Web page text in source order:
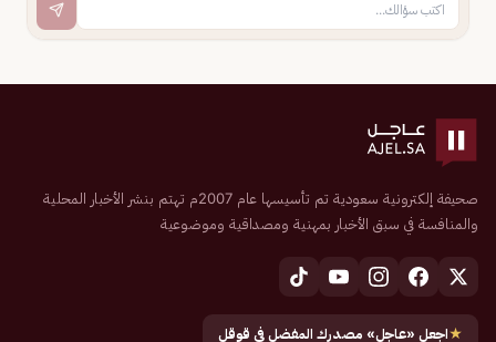
صحيفة إلكترونية سعودية تم تأسيسها عام 2007م تهتم بنشر الأخبار المحلية
والمنافسة في سبق الأخبار بمهنية ومصداقية وموضوعية
★اجعل «عاجل» مصدرك المفضل في قوقل